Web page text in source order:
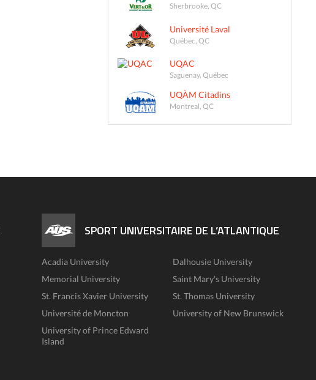
Sherbrooke, QC
Université Laval
Québec, QC
UQAC
Saguenay, Québec
UQÀM Citadins
Montreal, QC
SPORT UNIVERSITAIRE DE L’ATLANTIQUE
Acadia University
Dalhousie University
Memorial University
Saint Mary's University
St. Francis Xavier University
St. Thomas University
Université de Moncton
University of New Brunswick
University of Prince Edward
Island